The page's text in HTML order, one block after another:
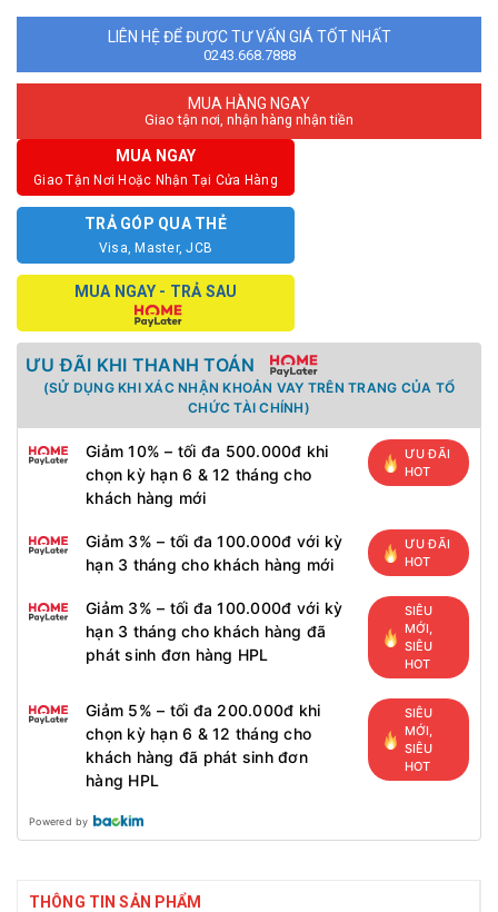
LIÊN HỆ ĐỂ ĐƯỢC TƯ VẤN GIÁ TỐT NHẤT
0243.668.7888
MUA HÀNG NGAY
Giao tận nơi, nhận hàng nhận tiền
MUA NGAY
Giao Tận Nơi Hoặc Nhận Tại Cửa Hàng
TRẢ GÓP QUA THẺ
Visa, Master, JCB
MUA NGAY - TRẢ SAU
ƯU ĐÃI KHI THANH TOÁN
(SỬ DỤNG KHI XÁC NHẬN KHOẢN VAY TRÊN TRANG CỦA TỔ
CHỨC TÀI CHÍNH)
Giảm 10% – tối đa 500.000đ khi
chọn kỳ hạn 6 & 12 tháng cho
khách hàng mới
ƯU ĐÃI
HOT
Giảm 3% – tối đa 100.000đ với kỳ
hạn 3 tháng cho khách hàng mới
ƯU ĐÃI
HOT
Giảm 3% – tối đa 100.000đ với kỳ
hạn 3 tháng cho khách hàng đã
phát sinh đơn hàng HPL
SIÊU
MỚI,
SIÊU
HOT
Giảm 5% – tối đa 200.000đ khi
chọn kỳ hạn 6 & 12 tháng cho
khách hàng đã phát sinh đơn
hàng HPL
SIÊU
MỚI,
SIÊU
HOT
Powered by
THÔNG TIN SẢN PHẨM